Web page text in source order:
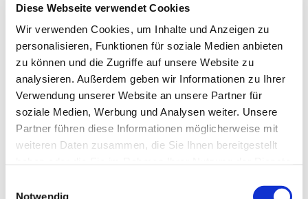
Diese Webseite verwendet Cookies
Wir verwenden Cookies, um Inhalte und Anzeigen zu
personalisieren, Funktionen für soziale Medien anbieten
zu können und die Zugriffe auf unsere Website zu
analysieren. Außerdem geben wir Informationen zu Ihrer
Verwendung unserer Website an unsere Partner für
soziale Medien, Werbung und Analysen weiter. Unsere
Partner führen diese Informationen möglicherweise mit
weiteren Daten zusammen, die Sie Ihnen bereitgestellt
Hinweis:Bitte beachten Sie, dass nicht alle Inhalte der
Notwendig
Im Kalender speichern
Dienstag, den 11.08.2026
13:00 - 14:30 Uhr
Im Kalender speichern
Donnerstag, den 13.08.2026
13:00 - 14:30 Uhr
Im Kalender speichern